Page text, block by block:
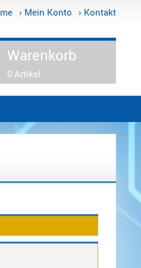
› Mein Konto › Kontakt
Warenkorb
0 Artikel